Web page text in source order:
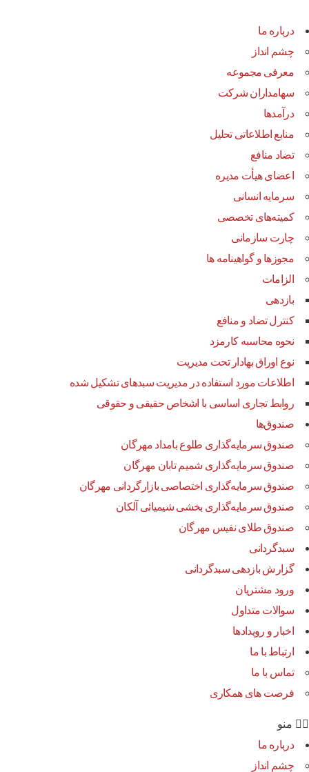
درباره ما
چشم انداز
معرفی مجموعه
سهامداران شرکت
درآمد‌ها
منابع اطلاعاتی تحلیل
تضاد منافع
اعضای هیأت مدیره
سرمایه انسانی
کمیته‌های تخصصی
چارت سازمانی
مجوزها و گواهینامه ها
الزامات
بازدهی
کنترل تضاد و منافع
نحوه محاسبه کارمزد
نوع اوراق بهادار تحت مدیریت
اطلاعات مورد استفاده در مدیریت سبدهای تشکیل شده
روابط تجاری اساسی با اشخاص حقیقی و حقوقی
صندوق‌ها
صندوق سرمایه‌گذاری طلوع بامداد مهرگان
صندوق سرمایه‌گذاری شمیم تابان مهرگان
صندوق سرمایه‌گذاری اختصاصی بازارگردانی مهرگان
صندوق سرمایه‌گذاری بخشی شیمیائی آلکان
صندوق طلای نفیس مهرگان
سبدگردانی
گزارش بازدهی سبدگردانی
ورود مشتریان
سوالات متداول
اخبار و رویدادها
ارتباط با ما
تماس با ما
فرصت های همکاری
منو
درباره ما
چشم انداز